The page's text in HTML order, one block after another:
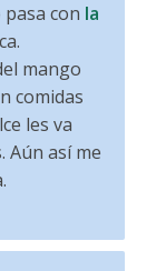
con la
mango
comidas
les va
Aún así me